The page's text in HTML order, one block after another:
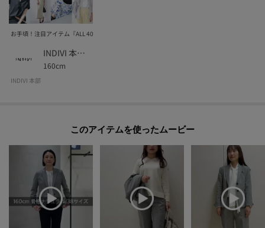
洗濯方法：洗濯不可
モデル情報：身長170cm B74 W60 H86 着用サイズ：38（M）
お手頃！注目アイテム『ALL 40% OFF』
INDIVI 本部スタッフ
160cm
INDIVI 本部
このアイテムを使ったムービー